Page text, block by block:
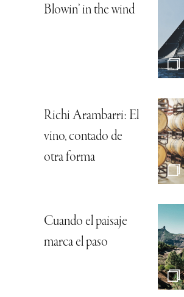
Blowin’ in the wind
Richi Arambarri: El
vino, contado de
otra forma
Cuando el paisaje
marca el paso